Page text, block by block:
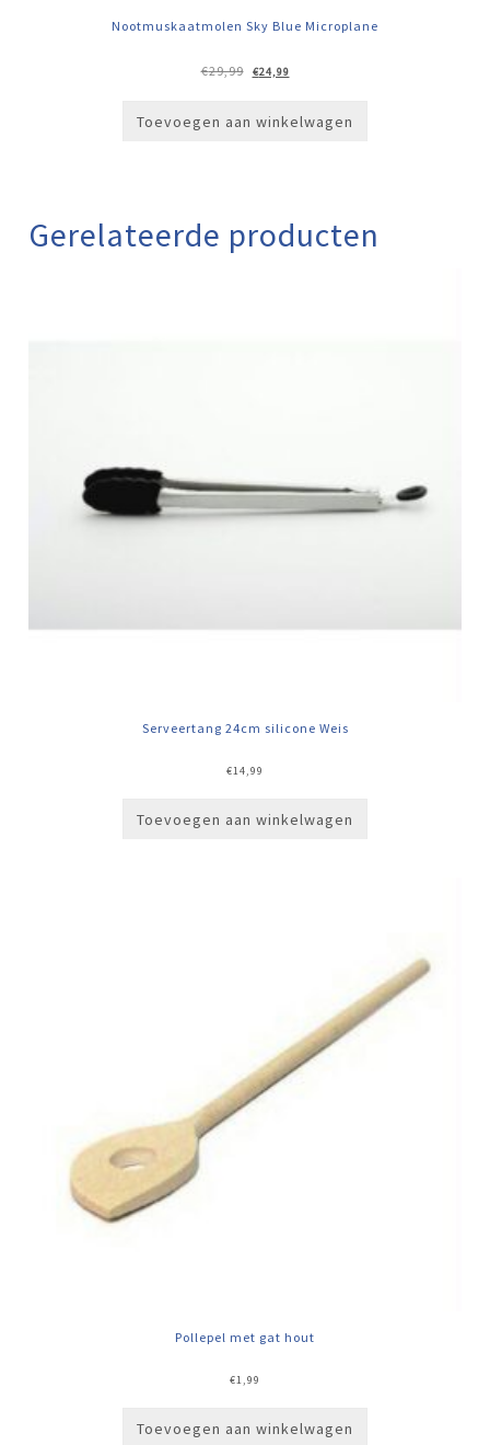
Nootmuskaatmolen Sky Blue Microplane
€29,99
Oorspronkelijke
prijs
€24,99Huidige
prijs
Toevoegen aan winkelwagen
Gerelateerde producten
Serveertang 24cm silicone Weis
€14,99
Toevoegen aan winkelwagen
Pollepel met gat hout
€1,99
Toevoegen aan winkelwagen